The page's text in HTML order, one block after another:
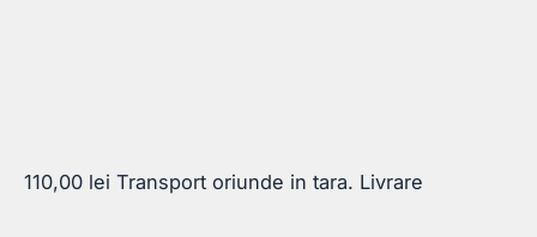
110,00 lei Transport oriunde in tara. Livrare